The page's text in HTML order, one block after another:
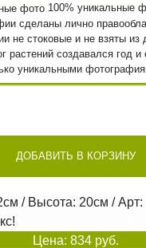
100% уникальные
сделаны лично
не стоковые и не взяты из
растений создавался год
уникальными
ДОБАВИТЬ В КОРЗИНУ
/ Высота: 20см / Арт:
Цена: 834 руб.